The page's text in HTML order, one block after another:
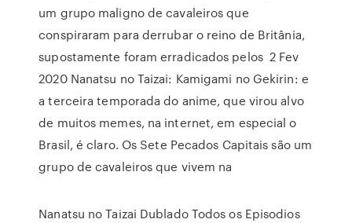
um grupo maligno de cavaleiros que
conspiraram para derrubar o reino de Britânia,
supostamente foram erradicados pelos 2 Fev
2020 Nanatsu no Taizai: Kamigami no Gekirin: e
a terceira temporada do anime, que virou alvo
de muitos memes, na internet, em especial o
Brasil, é claro. Os Sete Pecados Capitais são um
grupo de cavaleiros que vivem na
Nanatsu no Taizai Dublado Todos os Episodios